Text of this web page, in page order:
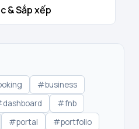
& Sắp xếp
#business
#fnb
#portal
#portfolio